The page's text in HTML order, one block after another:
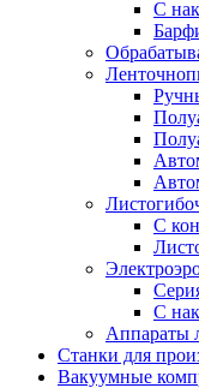
С
С
С
Аппараты
Станки для
Вакуумные